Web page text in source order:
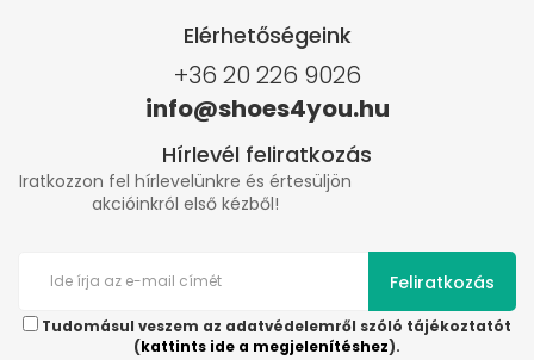
Elérhetőségeink
+36 20 226 9026
info@shoes4you.hu
Hírlevél feliratkozás
Iratkozzon fel hírlevelünkre és értesüljön
akcióinkról első kézből!
Feliratkozás
Tudomásul veszem az adatvédelemről szóló tájékoztatót
(kattints ide a megjelenítéshez).